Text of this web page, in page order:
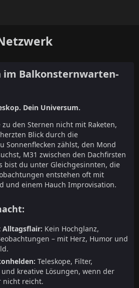
im Balkonsternwarten-
Dein Universum.
den Sternen nicht mit Raketen,
Blick durch die
Sonnenflecken zählst, den Mond
M31 zwischen den Dachfirsten
bist du unter Gleichgesinnten, die
entstehen oft mit
und einem Hauch Improvisation.
Kein Hochglanz,
– mit Herz, Humor und
Teleskope, Filter,
kreative Lösungen, wenn der
nicht reicht.